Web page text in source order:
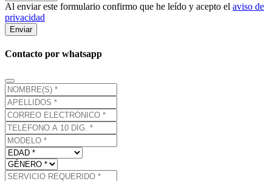
Al enviar este formulario confirmo que he leído y acepto el aviso de
privacidad
Enviar
Contacto por whatsapp